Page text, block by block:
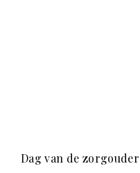
Dag van de zorgouder